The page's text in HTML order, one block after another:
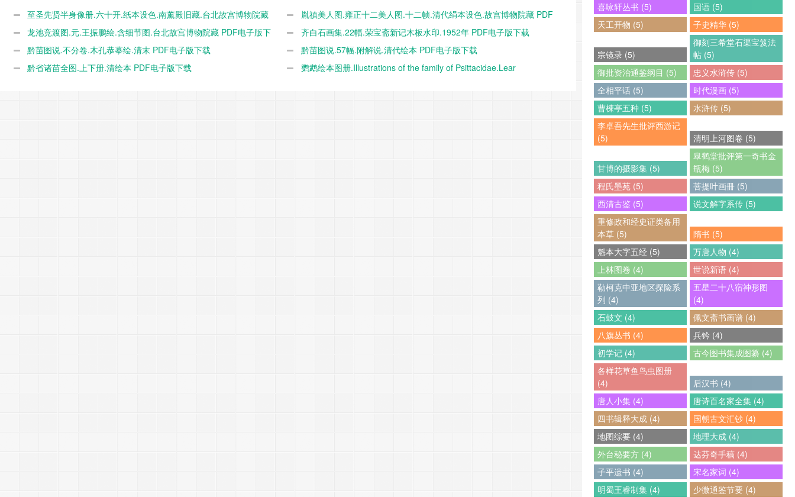
至圣先贤半身像册.六十开.纸本设色.南薰殿旧藏.台北故宫博物院藏
PDF电子版下载
胤禛美人图.雍正十二美人图.十二帧.清代绢本设色.故宫博物院藏 PDF
电子版下载
龙池竞渡图.元.王振鹏绘.含细节图.台北故宫博物院藏 PDF电子版下
载
齐白石画集.22幅.荣宝斋新记木板水印.1952年 PDF电子版下载
黔苗图说.不分卷.木孔恭摹绘.清末 PDF电子版下载
黔苗图说.57幅.附解说.清代绘本 PDF电子版下载
黔省诸苗全图.上下册.清绘本 PDF电子版下载
鹦鹉绘本图册.Illustrations of the family of Psittacidae.Lear
喜咏轩丛书 (5)
国语 (5)
天工开物 (5)
子史精华 (5)
宗镜录 (5)
御刻三希堂石渠宝笈法
帖 (5)
御批资治通鉴纲目 (5)
忠义水浒传 (5)
全相平话 (5)
时代漫画 (5)
曹楝亭五种 (5)
水浒传 (5)
李卓吾先生批评西游记
(5)
清明上河图卷 (5)
甘博的摄影集 (5)
皐鹤堂批评第一奇书金
瓶梅 (5)
程氏墨苑 (5)
菩提叶画冊 (5)
西清古鉴 (5)
说文解字系传 (5)
重修政和经史证类备用
本草 (5)
隋书 (5)
魁本大字五经 (5)
万唐人物 (4)
上林图卷 (4)
世说新语 (4)
勒柯克中亚地区探险系
列 (4)
五星二十八宿神形图
(4)
石鼓文 (4)
佩文斋书画谱 (4)
八旗丛书 (4)
兵钤 (4)
初学记 (4)
古今图书集成图纂 (4)
各样花草鱼鸟虫图册
(4)
后汉书 (4)
唐人小集 (4)
唐诗百名家全集 (4)
四书辑释大成 (4)
国朝古文汇钞 (4)
地图综要 (4)
地理大成 (4)
外台秘要方 (4)
达芬奇手稿 (4)
子平遗书 (4)
宋名家词 (4)
明蜀王睿制集 (4)
少微通鉴节要 (4)